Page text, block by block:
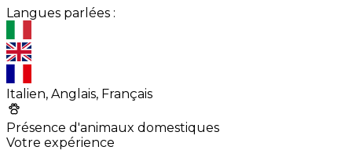
Langues parlées :
Italien, Anglais, Français
Présence d'animaux domestiques
Votre expérience